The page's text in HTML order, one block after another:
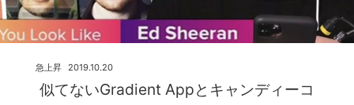
似てないGradient Appとキャンディーコ
2019.10.20
急上昇